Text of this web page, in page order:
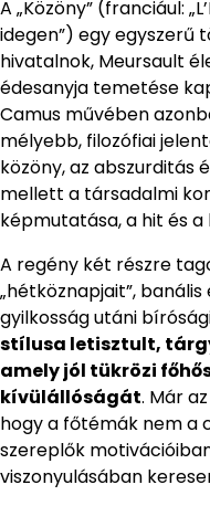
A „Közöny” (franciául:
idegen”) egy
hivatalnok, Meursault
édesanyja temetése
Camus művében
mélyebb, filozófiai
közöny, az abszurditás
mellett a társadalmi
képmutatása, a hit és a
A regény két részre
„hétköznapjait”,
gyilkosság utáni
stílusa letisztult,
amely jól tükrözi
kívülállóságát. Már
hogy a főtémák nem a
szereplők
viszonyulásában